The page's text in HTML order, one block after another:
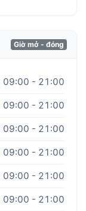
Giờ mở - đóng
09:00 - 21:00
09:00 - 21:00
09:00 - 21:00
09:00 - 21:00
09:00 - 21:00
09:00 - 21:00